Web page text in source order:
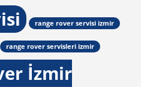
range rover servisi izmir
range rover servisleri izmir
İzmir